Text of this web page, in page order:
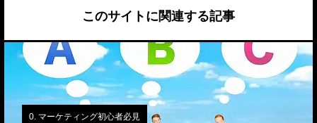
このサイトに関連する記事
0. マーケティング初心者必見